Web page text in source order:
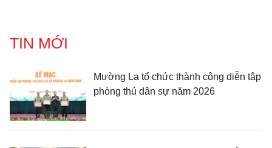
TIN MỚI
Mường La tổ chức thành công diễn tập
phòng thủ dân sự năm 2026